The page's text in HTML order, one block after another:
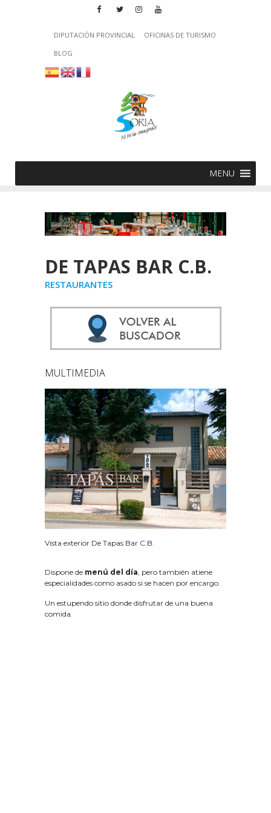
DIPUTACIÓN PROVINCIAL
OFICINAS DE TURISMO
BLOG
MENU
DE TAPAS BAR C.B.
RESTAURANTES
MULTIMEDIA
Vista exterior De Tapas Bar C.B.
Dispone de menú del día, pero también atiene
especialidades como asado si se hacen por encargo.
Un estupendo sitio donde disfrutar de una buena
comida.